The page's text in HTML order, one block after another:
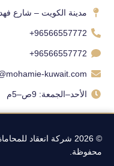
مدينة الكويت – شارع
96566557772+
96566557772+
kuwait.com
الأحد–الجمعة: 9ص–5م
© 2026 شركة انعقاد
محفوظة.